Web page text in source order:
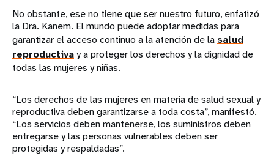
No obstante, ese no tiene que ser nuestro futuro, enfatizó
la Dra. Kanem. El mundo puede adoptar medidas para
garantizar el acceso continuo a la atención de la salud
reproductivay a proteger los derechos y la dignidad de
todas las mujeres y niñas.
“Los derechos de las mujeres en materia de salud sexual y
reproductiva deben garantizarse a toda costa”, manifestó.
“Los servicios deben mantenerse, los suministros deben
entregarse y las personas vulnerables deben ser
protegidas y respaldadas”.